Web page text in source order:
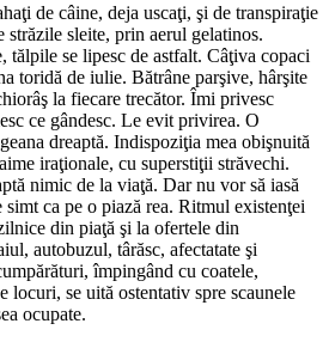
de câine, deja uscaţi, şi de transpiraţie
sleite, prin aerul gelatinos.
tălpile se lipesc de astfalt. Câţiva copaci
toridă de iulie. Bătrâne parşive, hârşite
la fiecare trecător. Îmi privesc
ce gândesc. Le evit privirea. O
dreaptă. Indispoziţia mea obişnuită
iraţionale, cu superstiţii străvechi.
nimic de la viaţă. Dar nu vor să iasă
simt ca pe o piază rea. Ritmul existenţei
din piaţă şi la ofertele din
autobuzul, târăsc, afectatate şi
împingând cu coatele,
locuri, se uită ostentativ spre scaunele
ocupate.